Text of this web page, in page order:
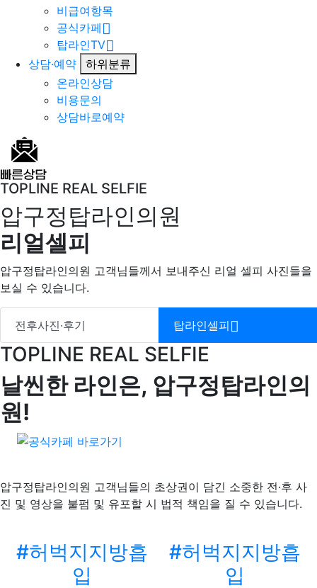
비급여항목
공식카페
탑라인TV
상담·예약
하위분류
온라인상담
비용문의
상담바로예약
TOPLINE REAL SELFIE
압구정탑라인의원
리얼셀피
압구정탑라인의원 고객님들께서 보내주신 리얼 셀피 사진들을
보실 수 있습니다.
전후사진·후기 탑라인셀피
TOPLINE REAL SELFIE
날씬한 라인은, 압구정탑라인의
원!
압구정탑라인의원 고객님들의 초상권이 담긴 소중한 전·후 사
진 및 영상을 불펌 및 유포할 시 법적 책임을 질 수 있습니다.
#허벅지지방흡
입
#허벅지지방흡
입